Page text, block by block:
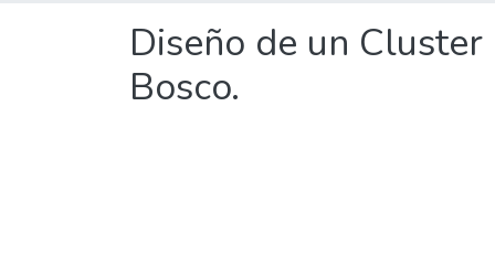
Diseño de un
Bosco.